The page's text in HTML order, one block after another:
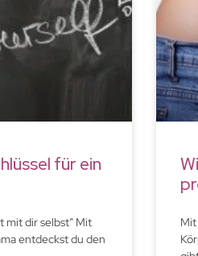
für ein
mit dir selbst” Mit
entdeckst du den